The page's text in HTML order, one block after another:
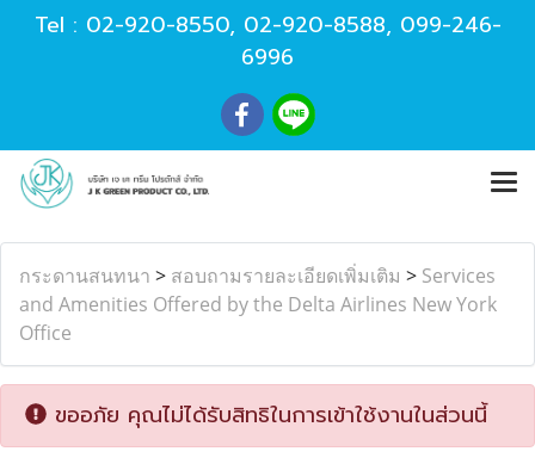
Tel : 02-920-8550, 02-920-8588, 099-246-
6996
กระดานสนทนา > สอบถามรายละเอียดเพิ่มเติม > Services
and Amenities Offered by the Delta Airlines New York
Office
ขออภัย คุณไม่ได้รับสิทธิในการเข้าใช้งานในส่วนนี้